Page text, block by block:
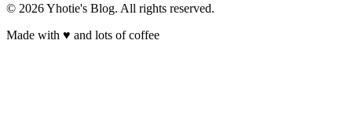
© 2026 Yhotie's Blog. All rights reserved.
Made with ♥ and lots of coffee